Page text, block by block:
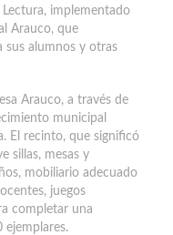
implementado
Arauco, que
sus alumnos y otras
Arauco, a través de
municipal
El recinto, que significó
sillas, mesas y
mobiliario adecuado
juegos
completar una